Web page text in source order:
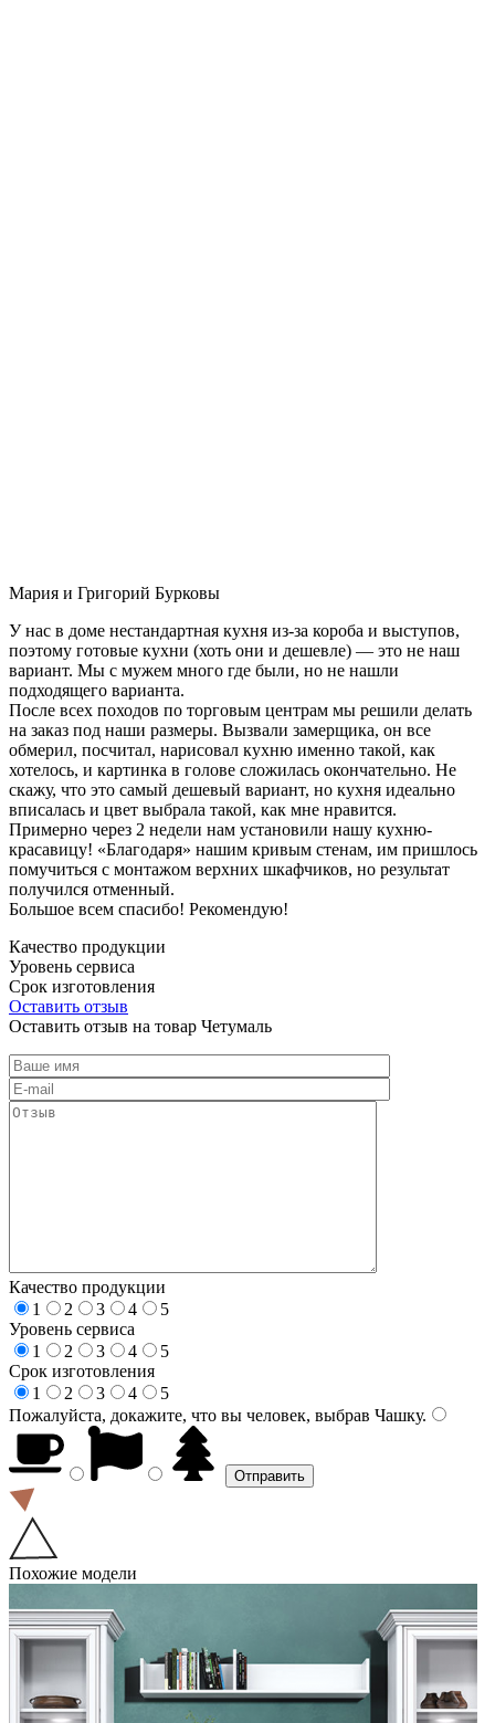
Мария и Григорий Бурковы
У нас в доме нестандартная кухня из-за короба и выступов,
поэтому готовые кухни (хоть они и дешевле) — это не наш
вариант. Мы с мужем много где были, но не нашли
подходящего варианта.
После всех походов по торговым центрам мы решили делать
на заказ под наши размеры. Вызвали замерщика, он все
обмерил, посчитал, нарисовал кухню именно такой, как
хотелось, и картинка в голове сложилась окончательно. Не
скажу, что это самый дешевый вариант, но кухня идеально
вписалась и цвет выбрала такой, как мне нравится.
Примерно через 2 недели нам установили нашу кухню-
красавицу! «Благодаря» нашим кривым стенам, им пришлось
помучиться с монтажом верхних шкафчиков, но результат
получился отменный.
Большое всем спасибо! Рекомендую!
Качество продукции
Уровень сервиса
Срок изготовления
Оставить отзыв
Оставить отзыв на товар Четумаль
Качество продукции
1
2 3 4
5
Уровень сервиса
1
2 3 4
5
Срок изготовления
1
2 3 4
5
Пожалуйста, докажите, что вы человек, выбрав Чашку.
Похожие модели